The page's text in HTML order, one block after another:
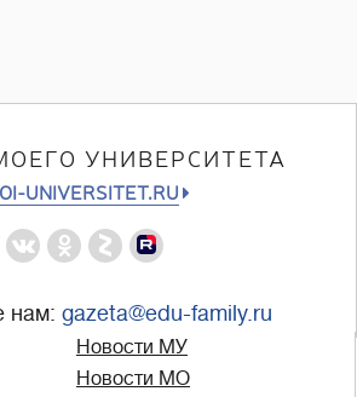
УНИВЕРСИТЕТА
UNIVERSITET.RU
нам: gazeta@edu-family.ru
Новости МУ
Новости МО